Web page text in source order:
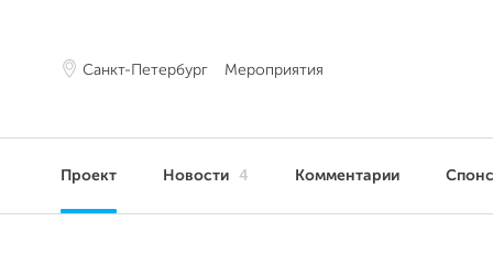
Санкт-Петербург Мероприятия
Проект Новости 4 Комментарии